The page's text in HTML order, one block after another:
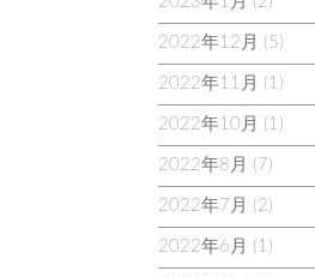
2022年12月 (5)
2022年11月 (1)
2022年10月 (1)
2022年8月 (7)
2022年7月 (2)
2022年6月 (1)